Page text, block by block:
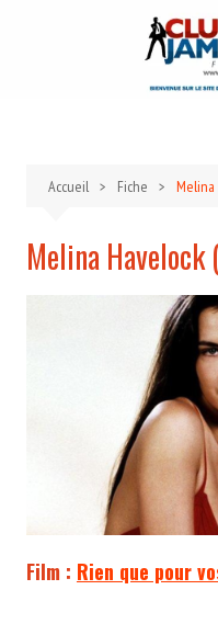
Accueil Fiche Melina
Melina Havelock
Film : Rien que pour